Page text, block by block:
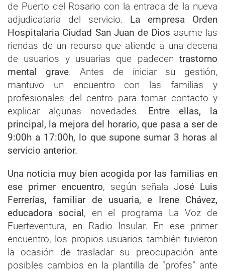
de Puerto del Rosario con la entrada de la nueva
adjudicataria del servicio. La empresa Orden
Hospitalaria Ciudad San Juan de Dios asume las
riendas de un recurso que atiende a una decena
de usuarios y usuarias que padecen trastorno
mental grave. Antes de iniciar su gestión,
mantuvo un encuentro con las familias y
profesionales del centro para tomar contacto y
explicar algunas novedades. Entre ellas, la
principal, la mejora del horario, que pasa a ser de
9:00h a 17:00h, lo que supone sumar 3 horas al
servicio anterior.
Una noticia muy bien acogida por las familias en
ese primer encuentro, según señala José Luis
Ferrerías, familiar de usuaria, e Irene Chávez,
educadora social, en el programa La Voz de
Fuerteventura, en Radio Insular. En ese primer
encuentro, los propios usuarios también tuvieron
la ocasión de trasladar su preocupación ante
posibles cambios en la plantilla de “profes” ante